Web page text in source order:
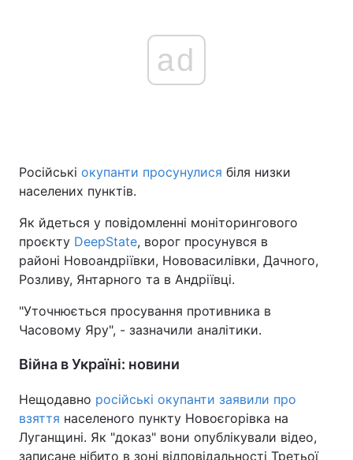
ad
Російські окупанти просунулися біля низки
населених пунктів.
Як йдеться у повідомленні моніторингового
проєкту DeepState, ворог просунувся в
районі Новоандріївки, Нововасилівки, Дачного,
Розливу, Янтарного та в Андріївці.
"Уточнюється просування противника в
Часовому Яру", - зазначили аналітики.
Війна в Україні: новини
Нещодавно російські окупанти заявили про
взяття населеного пункту Новоєгорівка на
Луганщині. Як "доказ" вони опублікували відео,
записане нібито в зоні відповідальності Третьої